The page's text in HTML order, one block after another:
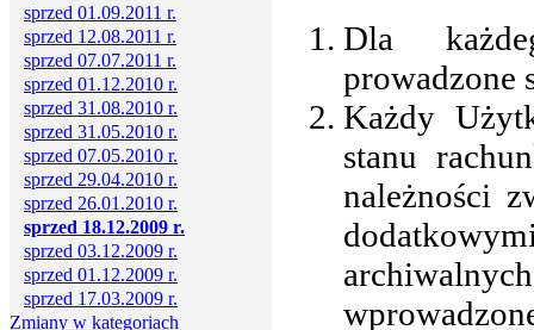
sprzed 01.09.2011 r.
sprzed 12.08.2011 r.
sprzed 07.07.2011 r.
sprzed 01.12.2010 r.
sprzed 31.08.2010 r.
sprzed 31.05.2010 r.
sprzed 07.05.2010 r.
sprzed 29.04.2010 r.
sprzed 26.01.2010 r.
sprzed 18.12.2009 r.
sprzed 03.12.2009 r.
sprzed 01.12.2009 r.
sprzed 17.03.2009 r.
Zmiany w kategoriach
Dla
prowadzone
Każdy
stanu
należności